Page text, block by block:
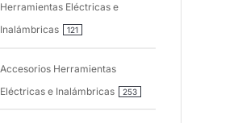
Herramientas Eléctricas e
Inalámbricas
121
Accesorios Herramientas
Eléctricas e Inalámbricas
253